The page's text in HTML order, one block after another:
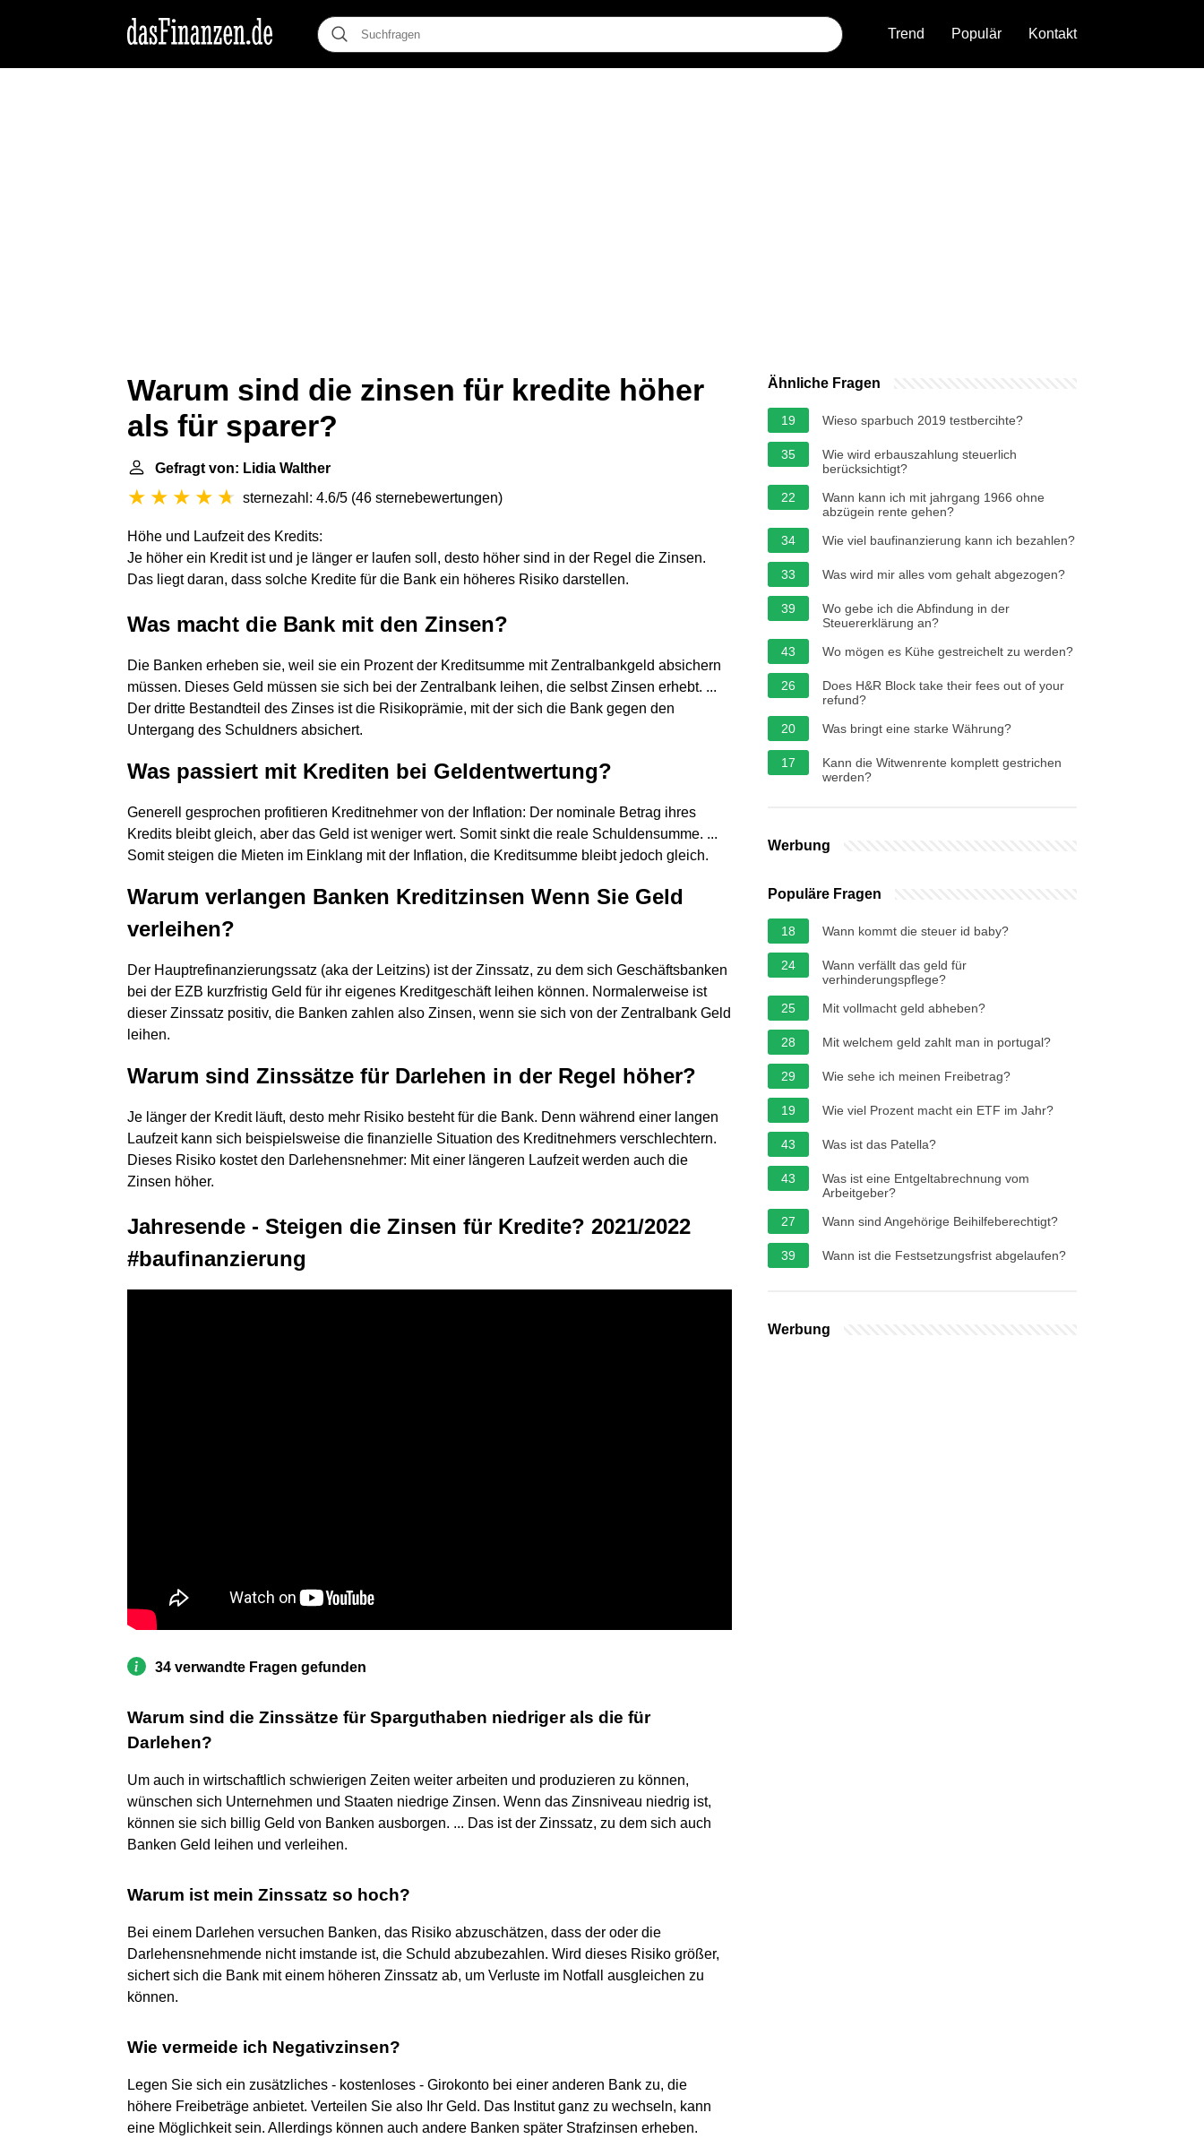
Trend Populär Kontakt
Warum sind die zinsen für kredite höher
als für sparer?
Gefragt von: Lidia Walther
sternezahl: 4.6/5 (46 sternebewertungen)
Höhe und Laufzeit des Kredits:
Je höher ein Kredit ist und je länger er laufen soll, desto höher sind in der Regel die Zinsen.
Das liegt daran, dass solche Kredite für die Bank ein höheres Risiko darstellen.
Was macht die Bank mit den Zinsen?
Die Banken erheben sie, weil sie ein Prozent der Kreditsumme mit Zentralbankgeld absichern
müssen. Dieses Geld müssen sie sich bei der Zentralbank leihen, die selbst Zinsen erhebt. ...
Der dritte Bestandteil des Zinses ist die Risikoprämie, mit der sich die Bank gegen den
Untergang des Schuldners absichert.
Was passiert mit Krediten bei Geldentwertung?
Generell gesprochen profitieren Kreditnehmer von der Inflation: Der nominale Betrag ihres
Kredits bleibt gleich, aber das Geld ist weniger wert. Somit sinkt die reale Schuldensumme. ...
Somit steigen die Mieten im Einklang mit der Inflation, die Kreditsumme bleibt jedoch gleich.
Warum verlangen Banken Kreditzinsen Wenn Sie Geld
verleihen?
Der Hauptrefinanzierungssatz (aka der Leitzins) ist der Zinssatz, zu dem sich Geschäftsbanken
bei der EZB kurzfristig Geld für ihr eigenes Kreditgeschäft leihen können. Normalerweise ist
dieser Zinssatz positiv, die Banken zahlen also Zinsen, wenn sie sich von der Zentralbank Geld
leihen.
Warum sind Zinssätze für Darlehen in der Regel höher?
Je länger der Kredit läuft, desto mehr Risiko besteht für die Bank. Denn während einer langen
Laufzeit kann sich beispielsweise die finanzielle Situation des Kreditnehmers verschlechtern.
Dieses Risiko kostet den Darlehensnehmer: Mit einer längeren Laufzeit werden auch die
Zinsen höher.
Jahresende - Steigen die Zinsen für Kredite? 2021/2022
#baufinanzierung
34 verwandte Fragen gefunden
Warum sind die Zinssätze für Sparguthaben niedriger als die für
Darlehen?
Um auch in wirtschaftlich schwierigen Zeiten weiter arbeiten und produzieren zu können,
wünschen sich Unternehmen und Staaten niedrige Zinsen. Wenn das Zinsniveau niedrig ist,
können sie sich billig Geld von Banken ausborgen. ... Das ist der Zinssatz, zu dem sich auch
Banken Geld leihen und verleihen.
Warum ist mein Zinssatz so hoch?
Bei einem Darlehen versuchen Banken, das Risiko abzuschätzen, dass der oder die
Darlehensnehmende nicht imstande ist, die Schuld abzubezahlen. Wird dieses Risiko größer,
sichert sich die Bank mit einem höheren Zinssatz ab, um Verluste im Notfall ausgleichen zu
können.
Wie vermeide ich Negativzinsen?
Legen Sie sich ein zusätzliches - kostenloses - Girokonto bei einer anderen Bank zu, die
höhere Freibeträge anbietet. Verteilen Sie also Ihr Geld. Das Institut ganz zu wechseln, kann
eine Möglichkeit sein. Allerdings können auch andere Banken später Strafzinsen erheben.
Ähnliche Fragen
19 Wieso sparbuch 2019 testbercihte?
35
Wie wird erbauszahlung steuerlich
berücksichtigt?
22
Wann kann ich mit jahrgang 1966 ohne
abzügein rente gehen?
34
Wie viel baufinanzierung kann ich bezahlen?
33 Was wird mir alles vom gehalt abgezogen?
39
Wo gebe ich die Abfindung in der
Steuererklärung an?
43
Wo mögen es Kühe gestreichelt zu werden?
26
Does H&R Block take their fees out of your
refund?
20
Was bringt eine starke Währung?
17
Kann die Witwenrente komplett gestrichen
werden?
Werbung
Populäre Fragen
18 Wann kommt die steuer id baby?
24
Wann verfällt das geld für
verhinderungspflege?
25
Mit vollmacht geld abheben?
28 Mit welchem geld zahlt man in portugal?
29 Wie sehe ich meinen Freibetrag?
19 Wie viel Prozent macht ein ETF im Jahr?
43 Was ist das Patella?
43
Was ist eine Entgeltabrechnung vom
Arbeitgeber?
27
Wann sind Angehörige Beihilfeberechtigt?
39 Wann ist die Festsetzungsfrist abgelaufen?
Werbung